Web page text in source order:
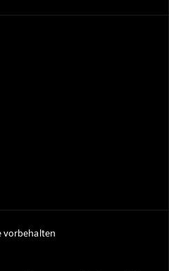
vorbehalten